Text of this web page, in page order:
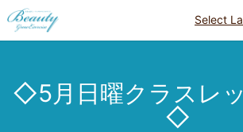
Select
◇5月日曜クラスレ
◇